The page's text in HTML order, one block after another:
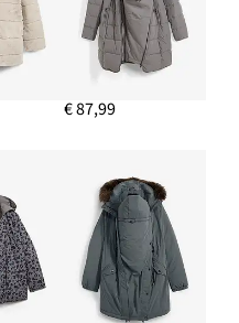
€ 87,99